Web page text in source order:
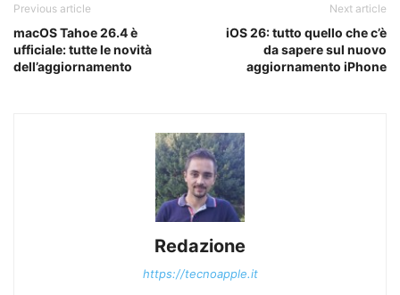
Previous article
macOS Tahoe 26.4 è
ufficiale: tutte le novità
dell’aggiornamento
Next article
iOS 26: tutto quello che c’è
da sapere sul nuovo
aggiornamento iPhone
Redazione
https://tecnoapple.it